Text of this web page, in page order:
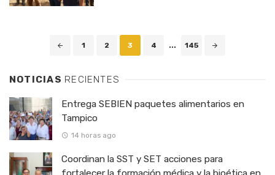
1 2 3 4 ... 145
NOTICIAS RECIENTES
Entrega SEBIEN paquetes alimentarios en
Tampico
14 horas ago
Coordinan la SST y SET acciones para